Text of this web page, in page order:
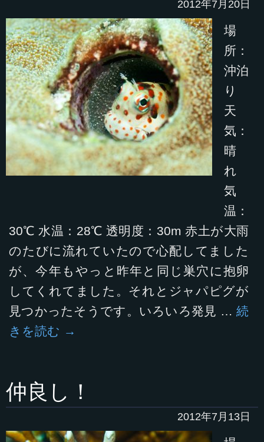
2012年7月20日
場
所：
沖泊
り
天
気：
晴
れ
気
温：
30℃ 水温：28℃ 透明度：30m 赤土が大雨
のたびに流れていたので心配してました
が、今年もやっと昨年と同じ巣穴に抱卵
してくれてました。それとジャパピグが
見つかったそうです。いろいろ発見 …続
きを読む →
仲良し！
2012年7月13日